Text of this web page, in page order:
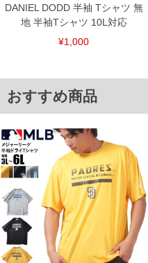
尚、裾上げした商品は返品・交換不可と
一部、お直しに対応出来ない商品がご
いている、極端なデザインが施されてい
※商品によって若干のサイズの誤差が
※当店での掲載商品は、実店鋪と在庫
舗からのお取り寄せ等により、お客
す。そのようなことがない様最大限に
連絡させて頂きますので予めご了承くだ
ITEM INTRODUCTION
DANIEL DODD 半袖 Tシャツ 無
地 半袖Tシャツ 10L対応
¥1,000
おすすめ商品